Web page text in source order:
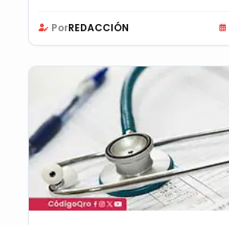
PorREDACCIÓN